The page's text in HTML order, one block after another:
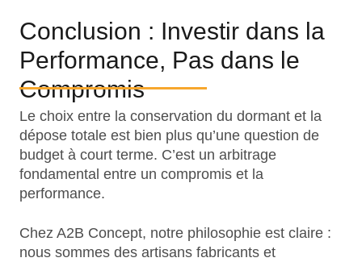
Conclusion : Investir dans la
Performance, Pas dans le
Compromis
Le choix entre la conservation du dormant et la
dépose totale est bien plus qu’une question de
budget à court terme. C’est un arbitrage
fondamental entre un compromis et la
performance.
Chez A2B Concept, notre philosophie est claire :
nous sommes des artisans fabricants et